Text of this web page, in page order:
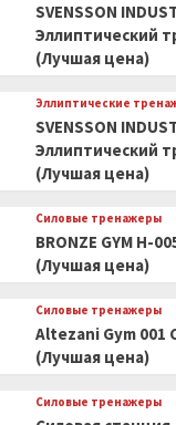
SVENSSON
Эллиптический
(Лучшая цена)
Эллиптические
SVENSSON
Эллиптический
(Лучшая цена)
Силовые тренажеры
BRONZE GYM H-
(Лучшая цена)
Силовые тренажеры
Altezani Gym 001
(Лучшая цена)
Силовые тренажеры